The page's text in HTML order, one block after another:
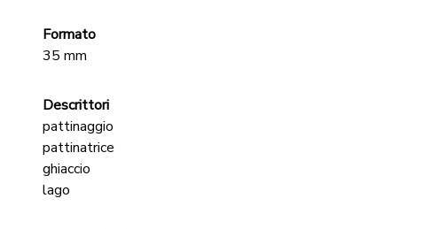
Formato
35 mm
Descrittori
pattinaggio
pattinatrice
ghiaccio
lago